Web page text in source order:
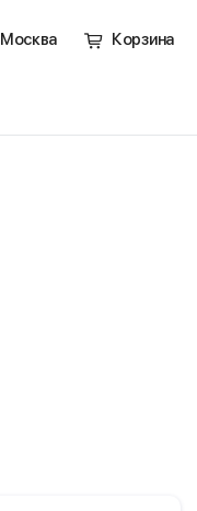
Москва Корзина